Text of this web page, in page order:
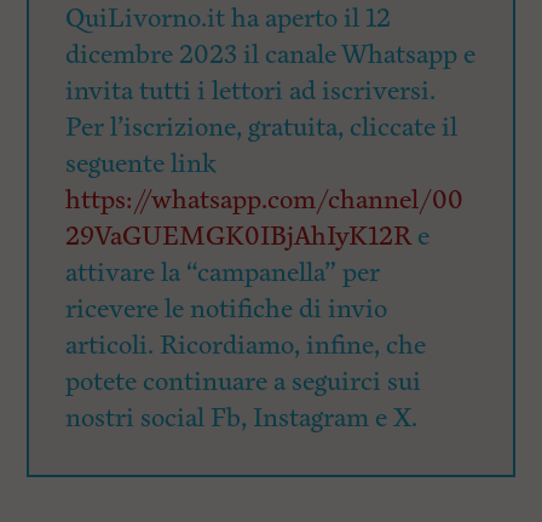
QuiLivorno.it ha aperto il 12
dicembre 2023 il canale Whatsapp e
invita tutti i lettori ad iscriversi.
Per l’iscrizione, gratuita, cliccate il
seguente link
https://whatsapp.com/channel/00
29VaGUEMGK0IBjAhIyK12Re
attivare la “campanella” per
ricevere le notifiche di invio
articoli. Ricordiamo, infine, che
potete continuare a seguirci sui
nostri social Fb, Instagram e X.